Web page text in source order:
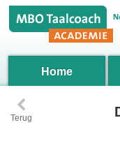
Home
‹
Terug